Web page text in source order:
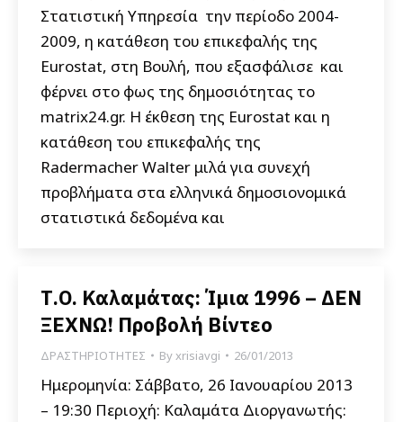
Στατιστική Υπηρεσία την περίοδο 2004-
2009, η κατάθεση του επικεφαλής της
Eurostat, στη Βουλή, που εξασφάλισε και
φέρνει στο φως της δημοσιότητας το
matrix24.gr. Η έκθεση της Eurostat και η
κατάθεση του επικεφαλής της
Radermacher Walter μιλά για συνεχή
προβλήματα στα ελληνικά δημοσιονομικά
στατιστικά δεδομένα και
Τ.Ο. Καλαμάτας: Ίμια 1996 – ΔΕΝ
ΞΕΧΝΩ! Προβολή Βίντεο
ΔΡΑΣΤΗΡΙΟΤΗΤΕΣ Byxrisiavgi 26/01/2013
Ημερομηνία: Σάββατο, 26 Ιανουαρίου 2013
– 19:30 Περιοχή: Καλαμάτα Διοργανωτής: